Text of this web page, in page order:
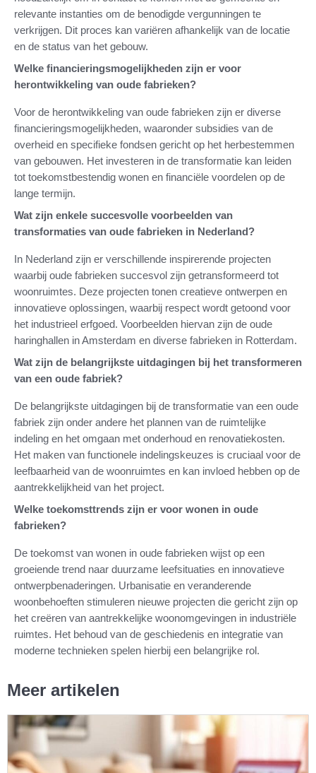
relevante instanties om de benodigde vergunningen te
verkrijgen. Dit proces kan variëren afhankelijk van de locatie
en de status van het gebouw.
Welke financieringsmogelijkheden zijn er voor
herontwikkeling van oude fabrieken?
Voor de herontwikkeling van oude fabrieken zijn er diverse
financieringsmogelijkheden, waaronder subsidies van de
overheid en specifieke fondsen gericht op het herbestemmen
van gebouwen. Het investeren in de transformatie kan leiden
tot toekomstbestendig wonen en financiële voordelen op de
lange termijn.
Wat zijn enkele succesvolle voorbeelden van
transformaties van oude fabrieken in Nederland?
In Nederland zijn er verschillende inspirerende projecten
waarbij oude fabrieken succesvol zijn getransformeerd tot
woonruimtes. Deze projecten tonen creatieve ontwerpen en
innovatieve oplossingen, waarbij respect wordt getoond voor
het industrieel erfgoed. Voorbeelden hiervan zijn de oude
haringhallen in Amsterdam en diverse fabrieken in Rotterdam.
Wat zijn de belangrijkste uitdagingen bij het transformeren
van een oude fabriek?
De belangrijkste uitdagingen bij de transformatie van een oude
fabriek zijn onder andere het plannen van de ruimtelijke
indeling en het omgaan met onderhoud en renovatiekosten.
Het maken van functionele indelingskeuzes is cruciaal voor de
leefbaarheid van de woonruimtes en kan invloed hebben op de
aantrekkelijkheid van het project.
Welke toekomsttrends zijn er voor wonen in oude
fabrieken?
De toekomst van wonen in oude fabrieken wijst op een
groeiende trend naar duurzame leefsituaties en innovatieve
ontwerpbenaderingen. Urbanisatie en veranderende
woonbehoeften stimuleren nieuwe projecten die gericht zijn op
het creëren van aantrekkelijke woonomgevingen in industriële
ruimtes. Het behoud van de geschiedenis en integratie van
moderne technieken spelen hierbij een belangrijke rol.
Meer artikelen